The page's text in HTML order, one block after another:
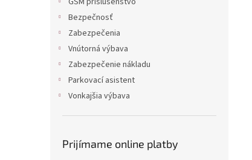
Bezpečnosť
Zabezpečenia
Vnútorná výbava
Zabezpečenie nákladu
Parkovací asistent
Vonkajšia výbava
Prijímame online platby